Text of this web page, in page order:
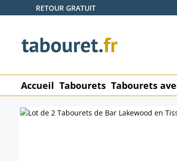
au contenu principal
Passer à la recherche
Passer à la navigation principale
RETOUR GRATUIT
Accueil Tabourets Tabourets